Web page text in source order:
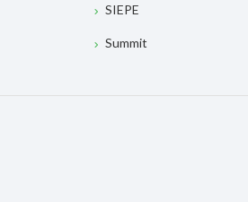
SIEPE
Summit